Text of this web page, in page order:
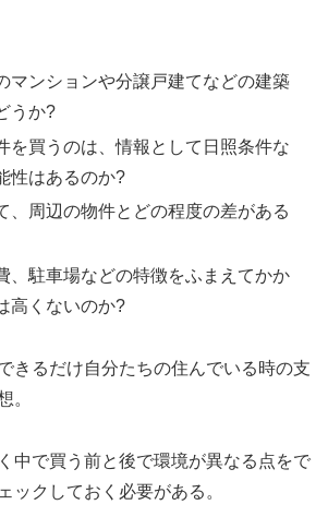
マンションや分譲戸建てなどの建築
うか?
を買うのは、情報として日照条件な
性はあるのか?
、周辺の物件とどの程度の差がある
、駐車場などの特徴をふまえてかか
高くないのか?
きるだけ自分たちの住んでいる時の支
。
中で買う前と後で環境が異なる点をで
ックしておく必要がある。